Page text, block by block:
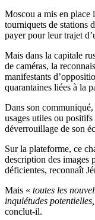
Moscou a mis en place
tourniquets de stations
payer pour leur trajet
Mais dans la capitale
de caméras, la
manifestants
quarantaines liées à la
Dans son
usages utiles ou
déverrouillage de son
Sur la plateforme, ce
description des images
déficientes, reconnaît
Mais « toutes les
inquiétudes
conclut-il.